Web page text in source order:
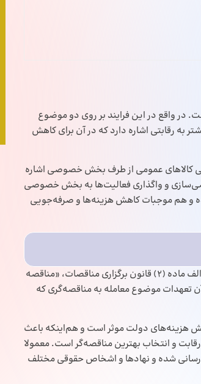
در واقع در این فرایند بر روی دو موضوع
به رقابتی اشاره دارد که در آن برای کاهش
کالاهای عمومی از طرف بخش خصوصی اشاره
و واگذاری فعالیت‌ها به بخش خصوصی
و هم موجبات کاهش هزینه‌ها و صرفه‌جویی
با این حال، اگر بخواهیم تعریف مناقصه را به‌صورت قانونی بیان کنیم، طبق بند الف ماده‌ (2) قانون برگزاری مناقصات، «مناقصه
تعهدات موضوع معامله به مناقصه‌گری که
هزینه‌های دولت موثر است و هم‌اینکه باعث
و انتخاب بهترین مناقصه‌گر است. معمولا
شده و نهادها و اشخاص حقوقی مختلف